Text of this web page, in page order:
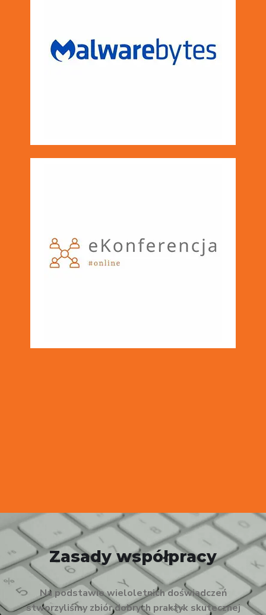
Zasady współpracy
Na podstawie wieloletnich doświadczeń
stworzyliśmy zbiór dobrych praktyk skutecznej